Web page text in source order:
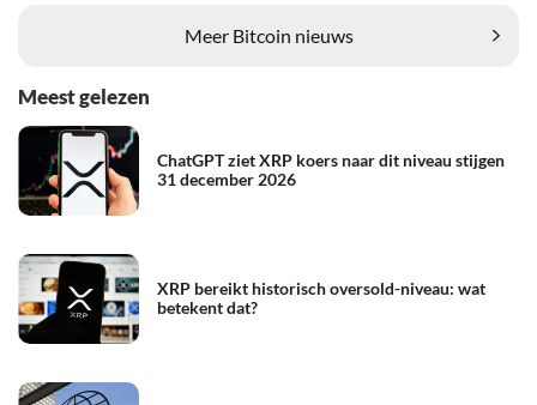
Meer Bitcoin nieuws
Meest gelezen
ChatGPT ziet XRP koers naar dit niveau stijgen
31 december 2026
XRP bereikt historisch oversold-niveau: wat
betekent dat?